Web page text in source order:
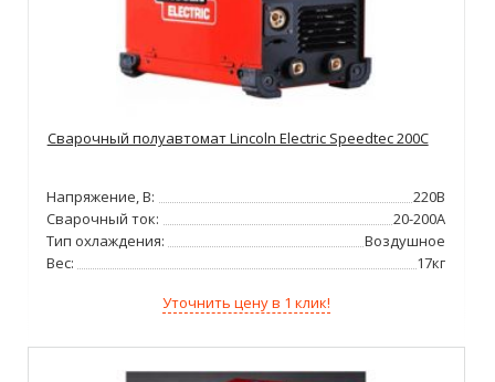
Сварочный полуавтомат Lincoln Electric Speedtec 200C
Напряжение, В:
220В
Сварочный ток:
20-200А
Тип охлаждения:
Воздушное
Вес:
17кг
Уточнить цену в 1 клик!